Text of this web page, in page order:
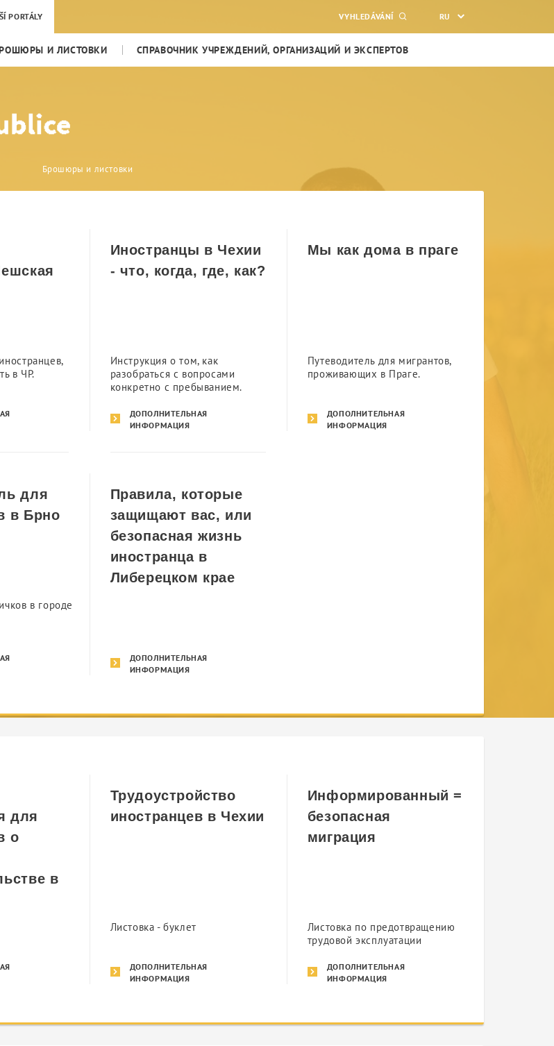
PORTÁLY VYHLEDÁVÁNÍ RU
И ЛИСТОВКИ СПРАВОЧНИК УЧРЕЖДЕНИЙ, ОРГАНИЗАЦИЙ И ЭКСПЕРТОВ
Брошюры и листовки
в ЧР.
Иностранцы в Чехии
- что, когда, где, как?
Инструкция о том, как
разобраться с вопросами
конкретно с пребыванием.
ДОПОЛНИТЕЛЬНАЯ
ИНФОРМАЦИЯ
Мы как дома в праге
Путеводитель для мигрантов,
проживающих в Праге.
ДОПОЛНИТЕЛЬНАЯ
ИНФОРМАЦИЯ
для
в Брно
в городе
Правила, которые
защищают вас, или
безопасная жизнь
иностранца в
Либерецком крае
ДОПОЛНИТЕЛЬНАЯ
ИНФОРМАЦИЯ
для
о
в
Трудоустройство
иностранцев в Чехии
Листовка - буклет
ДОПОЛНИТЕЛЬНАЯ
ИНФОРМАЦИЯ
Информированный =
безопасная
миграция
Листовка по предотвращению
трудовой эксплуатации
ДОПОЛНИТЕЛЬНАЯ
ИНФОРМАЦИЯ